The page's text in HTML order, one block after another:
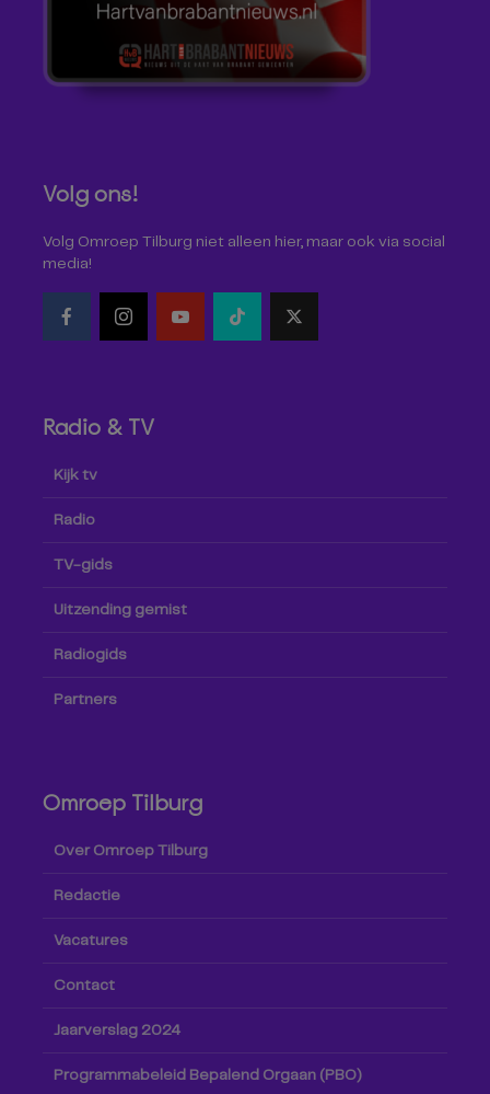
Volg ons!
Volg Omroep Tilburg niet alleen hier, maar ook via social
media!
Radio & TV
Kijk tv
Radio
TV-gids
Uitzending gemist
Radiogids
Partners
Omroep Tilburg
Over Omroep Tilburg
Redactie
Vacatures
Contact
Jaarverslag 2024
Programmabeleid Bepalend Orgaan (PBO)